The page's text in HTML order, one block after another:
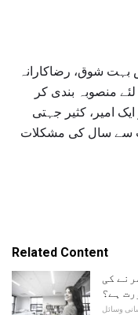
بہت شوق، رضاکارانہ
منصوبہ بندی کر
امیر، کثیر جہتی
سے سال کی مشکلات
Related Content
کی
ہے؟
وسائل